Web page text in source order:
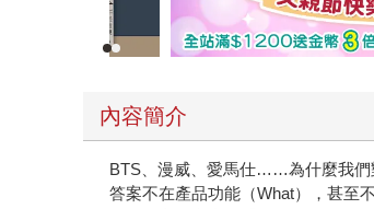
內容簡介
BTS、漫威、愛馬仕……為什麼我們
答案不在產品功能（What），甚至